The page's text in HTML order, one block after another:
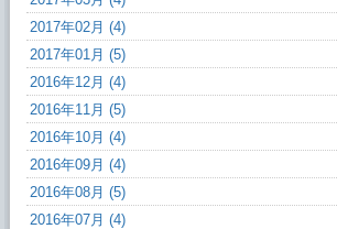
2017年02月 (4)
2017年01月 (5)
2016年12月 (4)
2016年11月 (5)
2016年10月 (4)
2016年09月 (4)
2016年08月 (5)
2016年07月 (4)